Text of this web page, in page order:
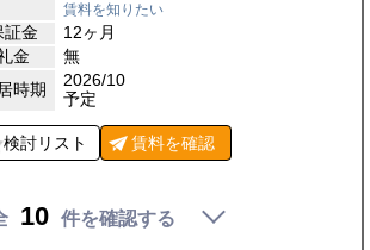
賃料を知りたい
証金
12ヶ月
金
無
時期
2026/10
予定
検討リスト 賃料を確認
10 件を確認する